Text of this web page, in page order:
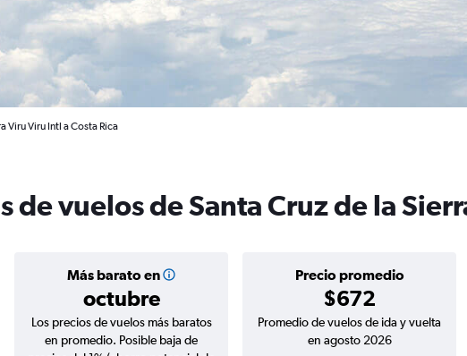
Viru Viru Intl a Costa Rica
de vuelos de Santa Cruz de la
Más barato en
octubre
Precio promedio
$672
Los precios de vuelos más baratos
en promedio. Posible baja de
Promedio de vuelos de ida y vuelta
en agosto 2026